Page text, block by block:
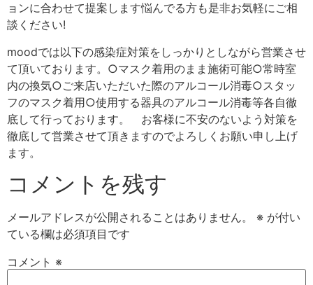
ョンに合わせて提案します︎悩んでる方も是非お気軽にご相
談ください‍!
moodでは以下の感染症対策をしっかりとしながら営業させ
て頂いております。○マスク着用のまま施術可能○常時室
内の換気○ご来店いただいた際のアルコール消毒○スタッ
フのマスク着用○使用する器具のアルコール消毒等各自徹
底して行っております。 お客様に不安のないよう対策を
徹底して営業させて頂きますのでよろしくお願い申し上げ
ます。
コメントを残す
メールアドレスが公開されることはありません。 ※ が付い
ている欄は必須項目です
コメント ※